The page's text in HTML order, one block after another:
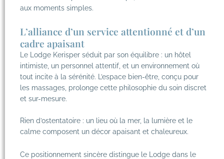
aux moments simples.
L’alliance d’un service attentionné et d’un
cadre apaisant
Le Lodge Kerisper séduit par son équilibre : un hôtel
intimiste, un personnel attentif, et un environnement où
tout incite à la sérénité. L’espace bien-être, conçu pour
les massages, prolonge cette philosophie du soin discret
et sur-mesure.
Rien d’ostentatoire : un lieu où la mer, la lumière et le
calme composent un décor apaisant et chaleureux.
Ce positionnement sincère distingue le Lodge dans le